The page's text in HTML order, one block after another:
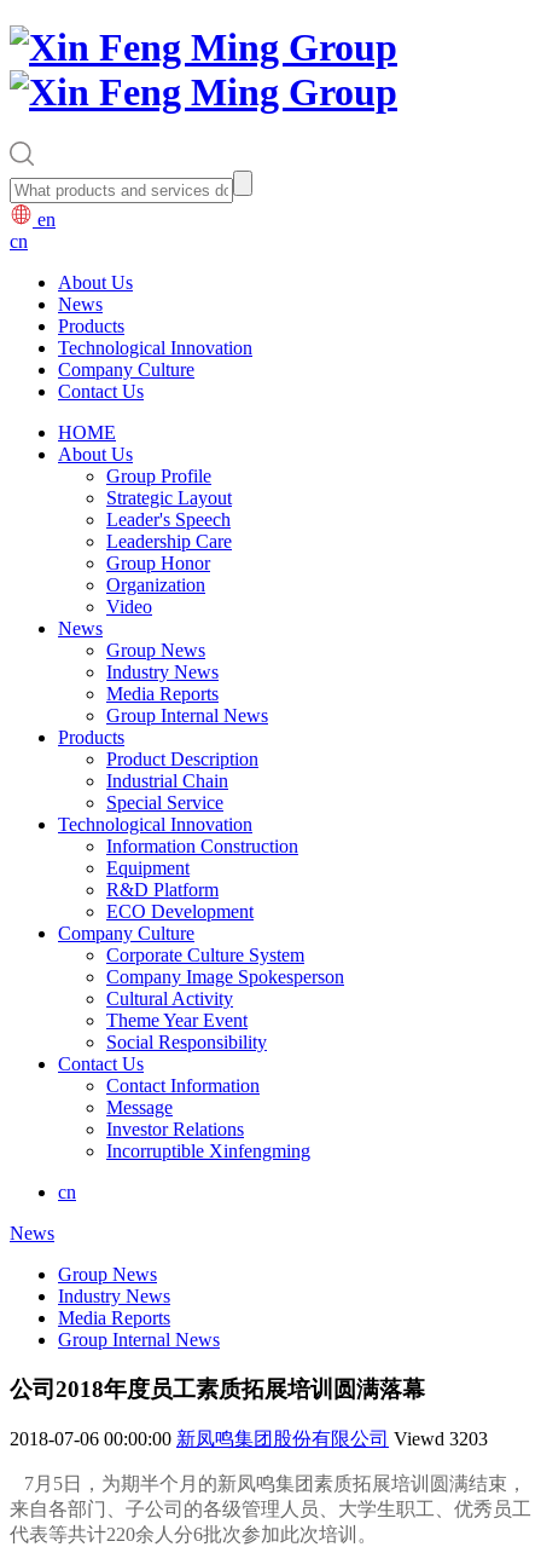
en
cn
About Us
News
Products
Technological Innovation
Company Culture
Contact Us
HOME
About Us
Group Profile
Strategic Layout
Leader's Speech
Leadership Care
Group Honor
Organization
Video
News
Group News
Industry News
Media Reports
Group Internal News
Products
Product Description
Industrial Chain
Special Service
Technological Innovation
Information Construction
Equipment
R&D Platform
ECO Development
Company Culture
Corporate Culture System
Company Image Spokesperson
Cultural Activity
Theme Year Event
Social Responsibility
Contact Us
Contact Information
Message
Investor Relations
Incorruptible Xinfengming
cn
News
Group News
Industry News
Media Reports
Group Internal News
公司2018年度员工素质拓展培训圆满落幕
2018-07-06 00:00:00 新凤鸣集团股份有限公司 Viewd 3203
7月5日，为期半个月的新凤鸣集团素质拓展培训圆满结束，
来自各部门、子公司的各级管理人员、大学生职工、优秀员工
代表等共计220余人分6批次参加此次培训。